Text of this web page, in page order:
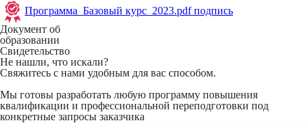
Программа_Базовый курс_2023.pdfподпись
Документ об
образовании
Свидетельство
Не нашли, что искали?
Свяжитесь с нами удобным для вас способом.
Мы готовы разработать любую программу повышения
квалификации и профессиональной переподготовки под
конкретные запросы заказчика